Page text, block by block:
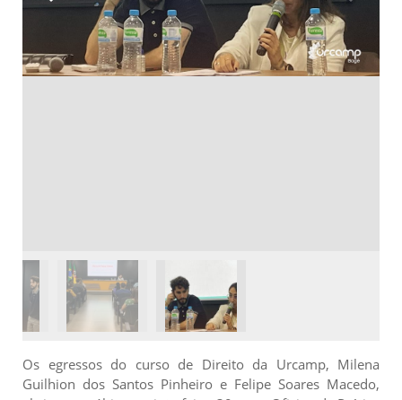
Os egressos do curso de Direito da Urcamp, Milena
Guilhion dos Santos Pinheiro e Felipe Soares Macedo,